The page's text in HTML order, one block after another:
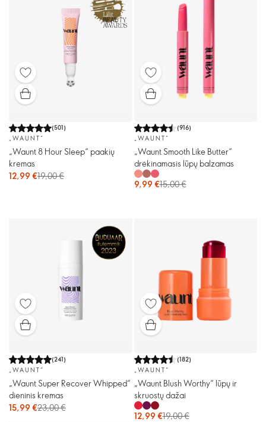
(501)
„WAUNT“
„Waunt 8 Hour Sleep“ paakių
kremas
12,99 €19,00 €
(916)
„WAUNT“
„Waunt Smooth Like Butter“
drėkinamasis lūpų balzamas
9,99 €15,00 €
(241)
„WAUNT“
„Waunt Super Recover Whipped“
dieninis kremas
15,99 €23,00 €
(182)
„WAUNT“
„Waunt Blush Worthy“ lūpų ir
skruostų dažai
12,99 €19,00 €